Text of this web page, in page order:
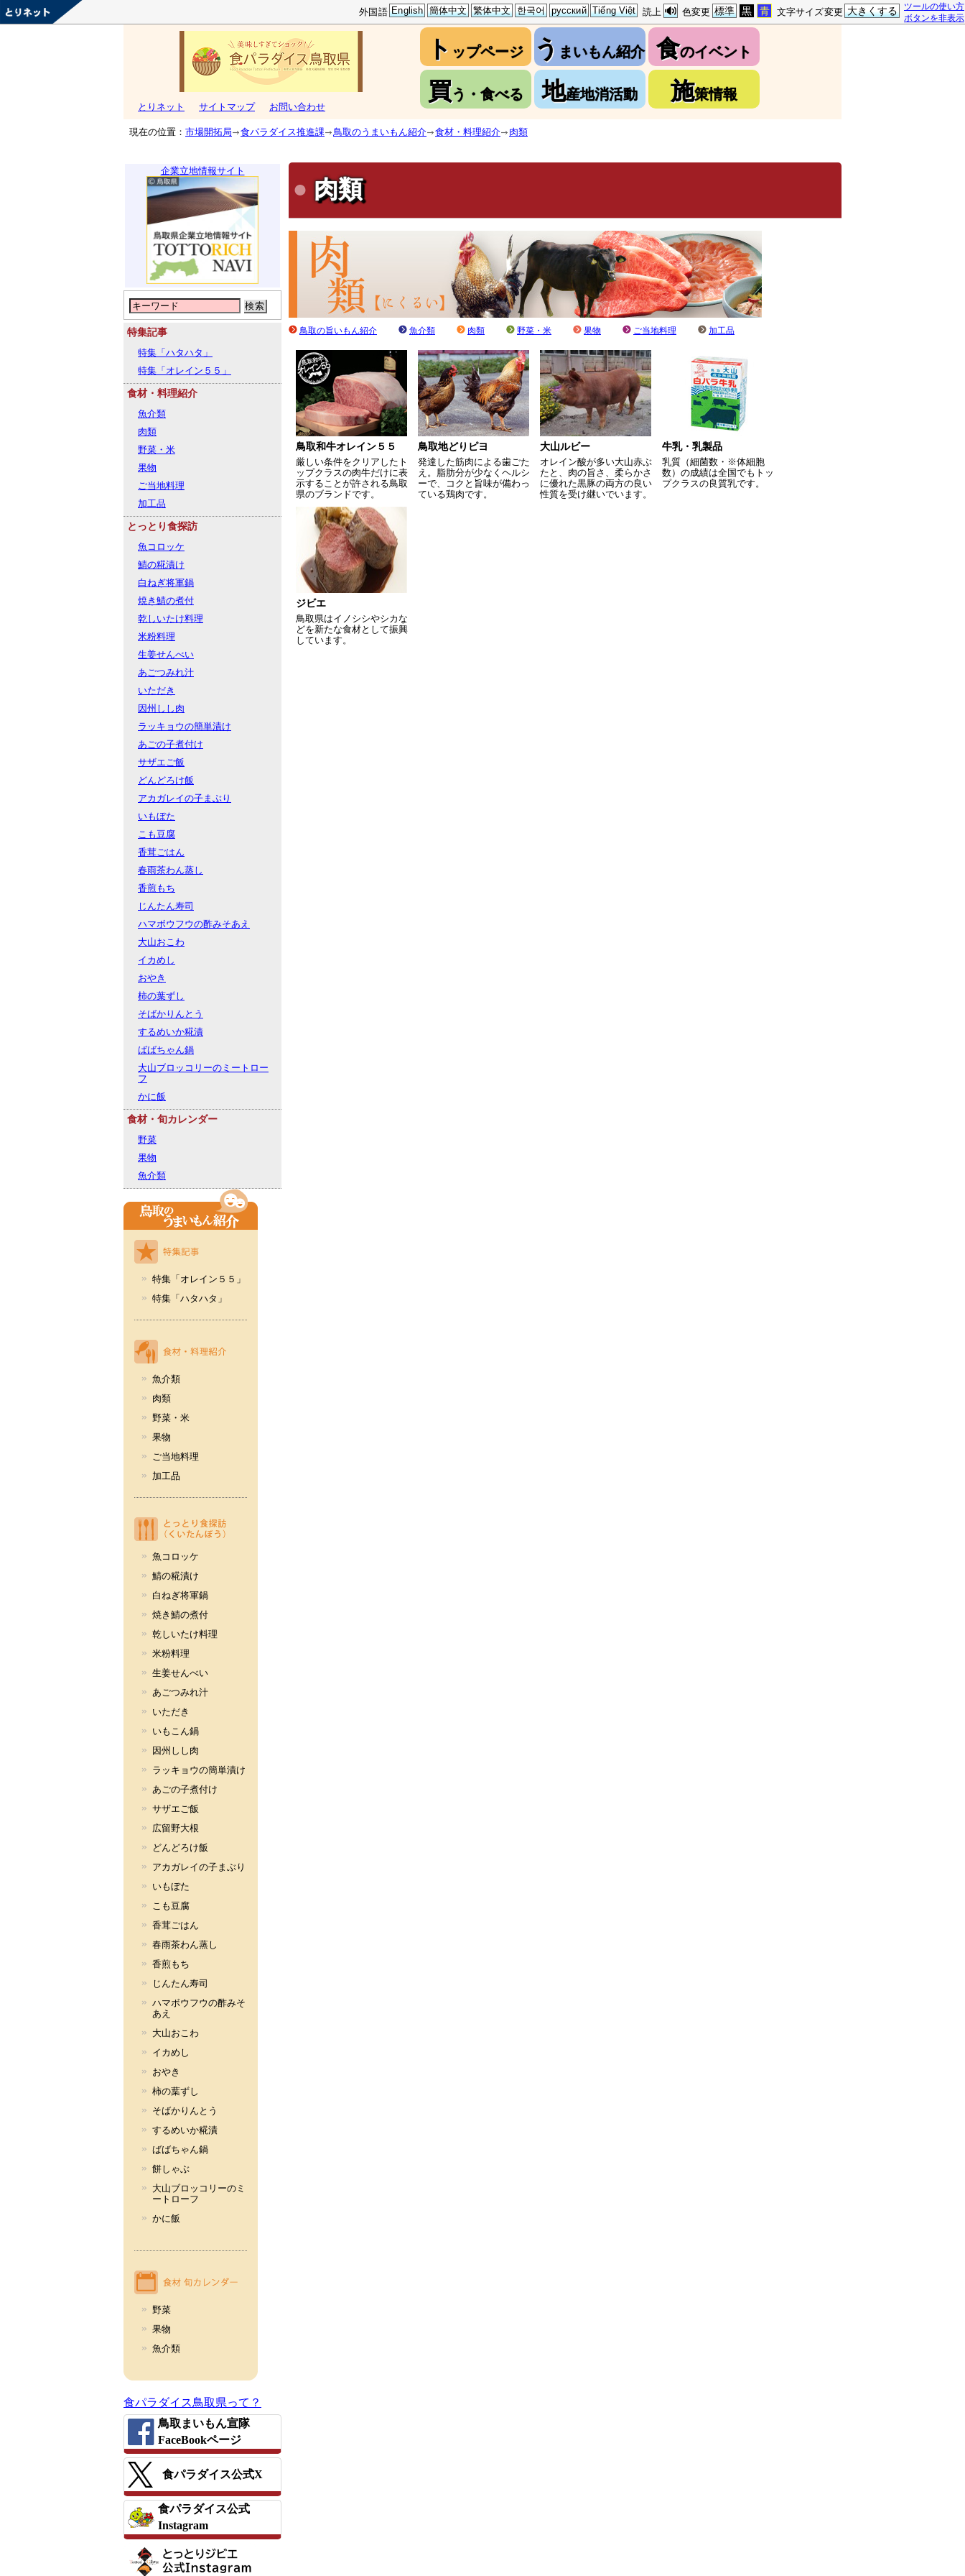
ツールの使い方
ボタンを非表示
文字サイズ変更 大きくする
色変更 標準 黒 青
読上
外国語 English 簡体中文 繁体中文 한국어 русский Tiếng Việt
とりネット サイトマップ お問い合わせ
ト ップページ う まいもん紹介 食のイベント
買う・食べる 地産地消活動 施策情報
現在の位置： 市場開拓局 食パラダイス推進課 鳥取のうまいもん紹介 食材・料理紹介 肉類
企業立地情報サイト
検索
特集記事
特集「ハタハタ」
特集「オレイン５５」
食材・料理紹介
魚介類
肉類
野菜・米
果物
ご当地料理
加工品
とっとり食探訪
魚コロッケ
鯖の糀漬け
白ねぎ将軍鍋
焼き鯖の煮付
乾しいたけ料理
米粉料理
生姜せんべい
あごつみれ汁
いただき
因州しし肉
ラッキョウの簡単漬け
あごの子煮付け
サザエご飯
どんどろけ飯
アカガレイの子まぶり
いもぼた
こも豆腐
香茸ごはん
春雨茶わん蒸し
香煎もち
じんたん寿司
ハマボウフウの酢みそあえ
大山おこわ
イカめし
おやき
柿の葉ずし
そばかりんとう
するめいか糀漬
ばばちゃん鍋
大山ブロッコリーのミートロー
フ
かに飯
食材・旬カレンダー
野菜
果物
魚介類
特集「オレイン５５」
特集「ハタハタ」
魚介類
肉類
野菜・米
果物
ご当地料理
加工品
魚コロッケ
鯖の糀漬け
白ねぎ将軍鍋
焼き鯖の煮付
乾しいたけ料理
米粉料理
生姜せんべい
あごつみれ汁
いただき
いもこん鍋
因州しし肉
ラッキョウの簡単漬け
あごの子煮付け
サザエご飯
広留野大根
どんどろけ飯
アカガレイの子まぶり
いもぼた
こも豆腐
香茸ごはん
春雨茶わん蒸し
香煎もち
じんたん寿司
ハマボウフウの酢みそ
あえ
大山おこわ
イカめし
おやき
柿の葉ずし
そばかりんとう
するめいか糀漬
ばばちゃん鍋
餅しゃぶ
大山ブロッコリーのミ
ートローフ
かに飯
野菜
果物
魚介類
食パラダイス鳥取県って？
鳥取まいもん宣隊
FaceBookページ
食パラダイス公式X
食パラダイス公式
Instagram
肉類
鳥取の旨いもん紹介 魚介類 肉類 野菜・米 果物 ご当地料理 加工品
鳥取和牛オレイン５５
厳しい条件をクリアしたト
ップクラスの肉牛だけに表
示することが許される鳥取
県のブランドです。
鳥取地どりピヨ
発達した筋肉による歯ごた
え。脂肪分が少なくヘルシ
ーで、コクと旨味が備わっ
ている鶏肉です。
大山ルビー
オレイン酸が多い大山赤ぶ
たと、肉の旨さ、柔らかさ
に優れた黒豚の両方の良い
性質を受け継いでいます。
牛乳・乳製品
乳質（細菌数・※体細胞
数）の成績は全国でもトッ
プクラスの良質乳です。
ジビエ
鳥取県はイノシシやシカな
どを新たな食材として振興
しています。